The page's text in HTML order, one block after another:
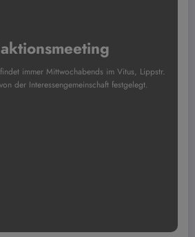
immer Mittwochabends im Vitus, Lippstr.
der Interessengemeinschaft festgelegt.